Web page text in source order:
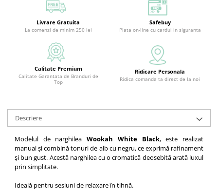
Livrare Gratuita
La comenzi de minim 250 lei
Safebuy
Plata on-line cu cardul in siguranta
Calitate Premium
Calitate Garantata de Branduri de
Top
Ridicare Personala
Ridica comanda ta direct de la noi
Descriere
Modelul de narghileaWookah White Black, este realizat
manual și combină tonuri de alb cu negru, ce exprimă rafinament
și bun gust. Acestă narghilea cu o cromatică deosebită arată luxul
prin simplitate.
Ideală pentru sesiuni de relaxare în tihnă.